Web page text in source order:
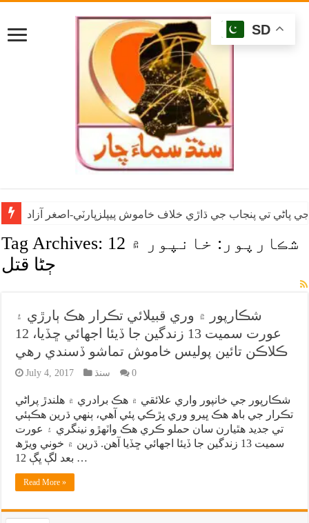
پاڻي تي پنجاب جي ڌاڙي خلاف خاموش پيپلزپارٽي-اصغر آزاد
Tag Archives: شڪارپور: خانپور ۾ 12
ڄڻا قتل
شڪارپور ۾ وري قبيلائي تڪرار هڪ ٻارڙي ۽
عورت سميت 13 زندگين جا ڏيئا اجهائي ڇڏيا، 12
ڪلاڪن تائين پوليس خاموش تماشو ڏسندي رهي
July 4, 2017 سنڌ 0
شڪارپور جي خانپور واري علائقي ۾ هڪ برادري ۾ هلندڙ پراڻي
تڪرار جي باھ هڪ ڀيرو وري ڀڙڪي پئي آهي، ٻنهي ڌرين هڪٻئي
تي جديد هٿيارن سان حملو ڪري هڪ واٽهڙو نينگري ۽ عورت
سميت 13 زندگين جا ڏيئا اجهائي ڇڏيا آهن. ڌرين ۾ خوني ويڙھ
بعد لڳ ڀڳ 12 …
Read More »
SD